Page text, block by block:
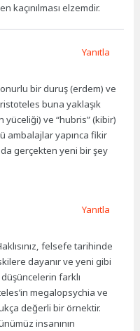
kaçınılması elzemdir.
bir duruş (erdem) ve
buna yaklaşık
yüceliği) ve “hubris” (kibir)
ambalajlar yapınca fikir
gerçekten yeni bir şey
Yanıtla
felsefe tarihinde
dayanır ve yeni gibi
farklı
megalopsychia ve
değerli bir örnektir.
insanının
Yanıtla